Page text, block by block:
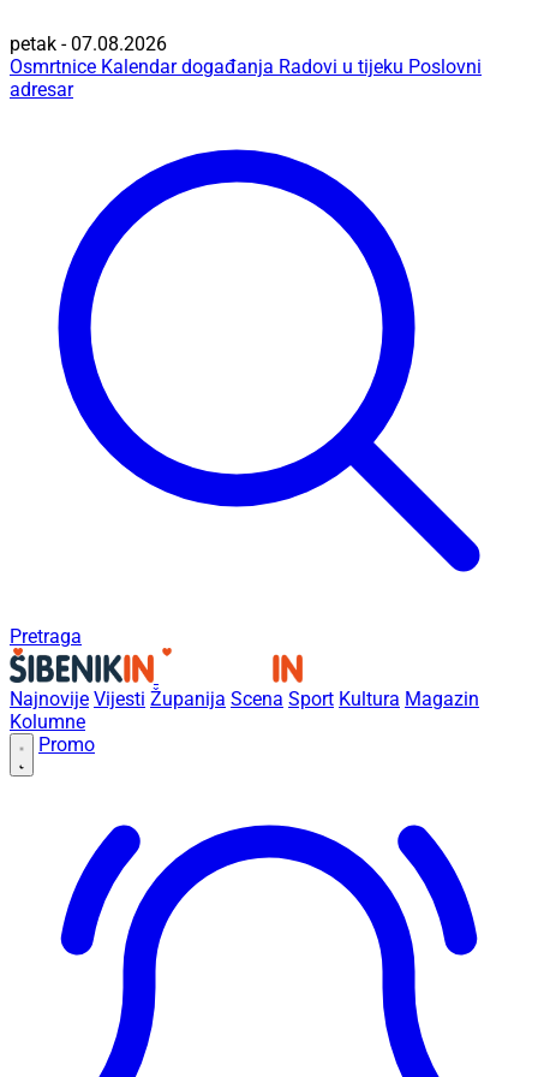
petak - 07.08.2026
Osmrtnice Kalendar događanja Radovi u tijeku Poslovni
adresar
Pretraga
Najnovije Vijesti Županija Scena Sport Kultura Magazin
Kolumne
Promo